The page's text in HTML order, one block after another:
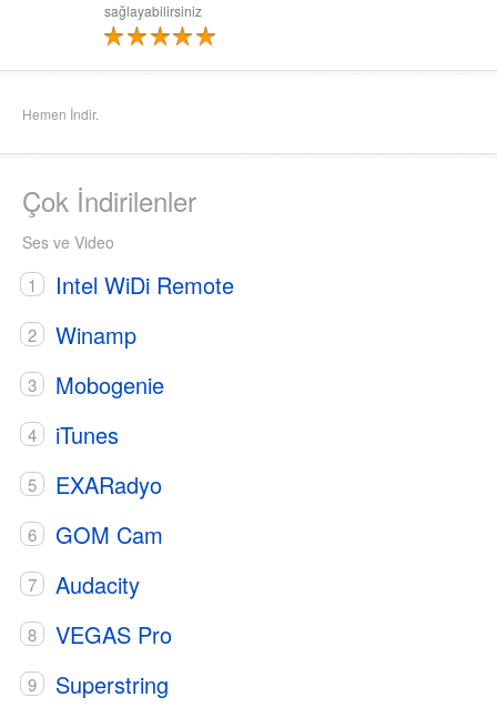
sağlayabilirsiniz
Hemen İndir.
Çok İndirilenler
Ses ve Video
Intel WiDi Remote
Winamp
Mobogenie
iTunes
EXARadyo
GOM Cam
Audacity
VEGAS Pro
Superstring